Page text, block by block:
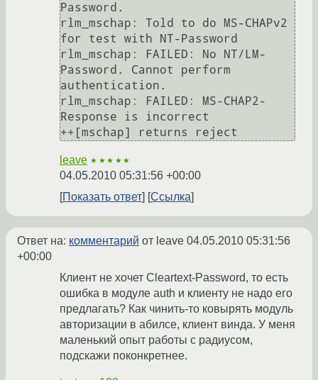
Password.
rlm_mschap: Told to do MS-CHAPv2
for test with NT-Password
rlm_mschap: FAILED: No NT/LM-
Password. Cannot perform
authentication.
rlm_mschap: FAILED: MS-CHAP2-
Response is incorrect
leave ★★★★★
04.05.2010 05:31:56 +00:00
Показать ответ
Ссылка
Ответ на: комментарий от leave 04.05.2010 05:31:56
+00:00
Клиент не хочет Cleartext-Password, то есть
ошибка в модуле auth и клиенту не надо его
предлагать? Как чинить-то ковырять модуль
авторизации в абилсе, клиент винда. У меня
маленький опыт работы с радиусом,
подскажи поконкретнее.